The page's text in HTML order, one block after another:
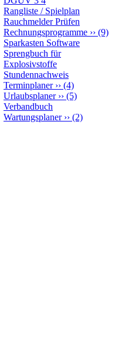
Rangliste / Spielplan
Rauchmelder Prüfen
Rechnungsprogramme ›› (9)
Sparkasten Software
Sprengbuch für
Explosivstoffe
Stundennachweis
Terminplaner›› (4)
Urlaubsplaner›› (5)
Verbandbuch
Wartungsplaner›› (2)